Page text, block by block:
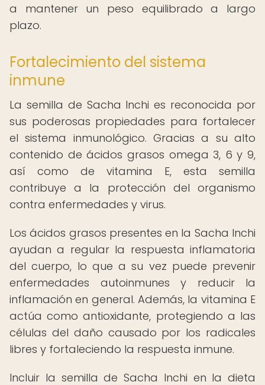
a mantener un peso equilibrado a largo
plazo.
Fortalecimiento del sistema
inmune
La semilla de Sacha Inchi es reconocida por
sus poderosas propiedades para fortalecer
el sistema inmunológico. Gracias a su alto
contenido de ácidos grasos omega 3, 6 y 9,
así como de vitamina E, esta semilla
contribuye a la protección del organismo
contra enfermedades y virus.
Los ácidos grasos presentes en la Sacha Inchi
ayudan a regular la respuesta inflamatoria
del cuerpo, lo que a su vez puede prevenir
enfermedades autoinmunes y reducir la
inflamación en general. Además, la vitamina E
actúa como antioxidante, protegiendo a las
células del daño causado por los radicales
libres y fortaleciendo la respuesta inmune.
Incluir la semilla de Sacha Inchi en la dieta